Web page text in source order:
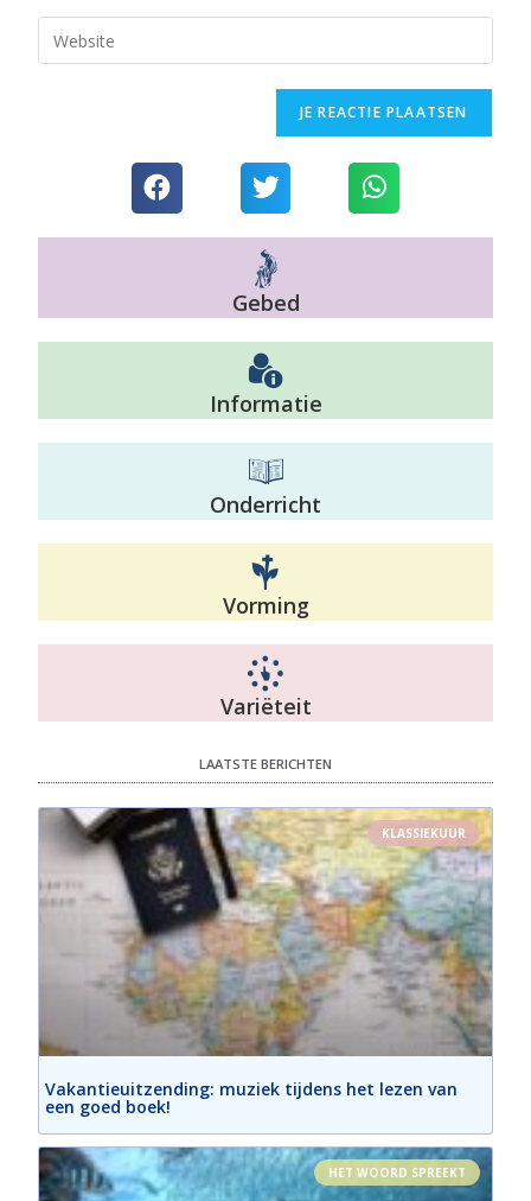
Gebed
Informatie
Onderricht
Vorming
Variëteit
LAATSTE BERICHTEN
KLASSIEKUUR
Vakantieuitzending: muziek tijdens het lezen van
een goed boek!
HET WOORD SPREEKT